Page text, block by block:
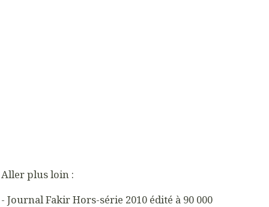
Aller plus loin :
- Journal Fakir Hors-série 2010 édité à 90 000